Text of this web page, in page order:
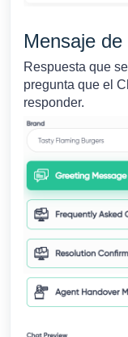
Mensaje
Respuesta que
pregunta que el
responder.